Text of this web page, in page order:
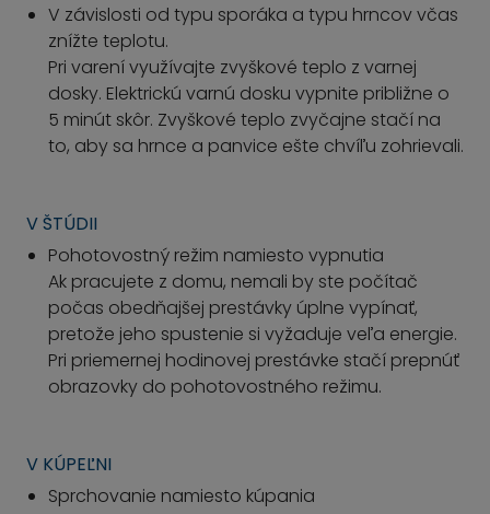
V závislosti od typu sporáka a typu hrncov včas
znížte teplotu.
Pri varení využívajte zvyškové teplo z varnej
dosky. Elektrickú varnú dosku vypnite približne o
5 minút skôr. Zvyškové teplo zvyčajne stačí na
to, aby sa hrnce a panvice ešte chvíľu zohrievali.
V ŠTÚDII
Pohotovostný režim namiesto vypnutia
Ak pracujete z domu, nemali by ste počítač
počas obedňajšej prestávky úplne vypínať,
pretože jeho spustenie si vyžaduje veľa energie.
Pri priemernej hodinovej prestávke stačí prepnúť
obrazovky do pohotovostného režimu.
V KÚPEĽNI
Sprchovanie namiesto kúpania